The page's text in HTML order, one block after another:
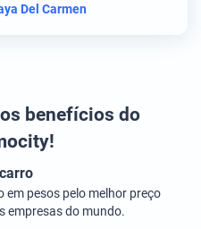
Del Carmen
benefícios do
em pesos pelo melhor preço
empresas do mundo.